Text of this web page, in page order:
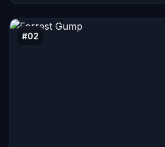
sinistre, alors qu'Aaron Eckhart
Maggie Gyllenhaal celui de Rachel
Michael Caine et Morgan Freeman
#02